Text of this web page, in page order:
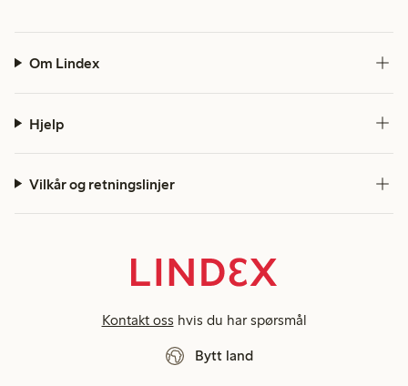
Om Lindex
Hjelp
Vilkår og retningslinjer
Kontakt oss hvis du har spørsmål
Bytt land